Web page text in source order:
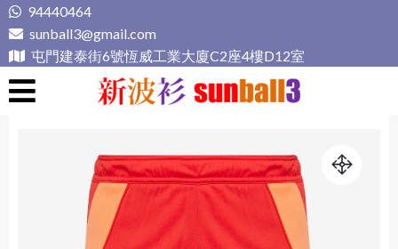
Skip
to
content
94440464
sunball3@gmail.com
屯門建泰街6號恆威工業大廈C2座4樓D12室